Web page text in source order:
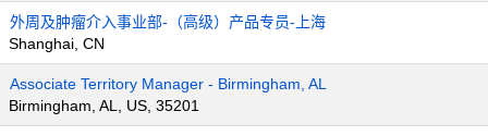
外周及肿瘤介入事业部-（高级）产品专员-上海
Shanghai, CN
Associate Territory Manager - Birmingham, AL
Birmingham, AL, US, 35201